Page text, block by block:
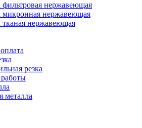
фильтровая нержавеющая
микронная нержавеющая
тканая нержавеющая
резка
металла